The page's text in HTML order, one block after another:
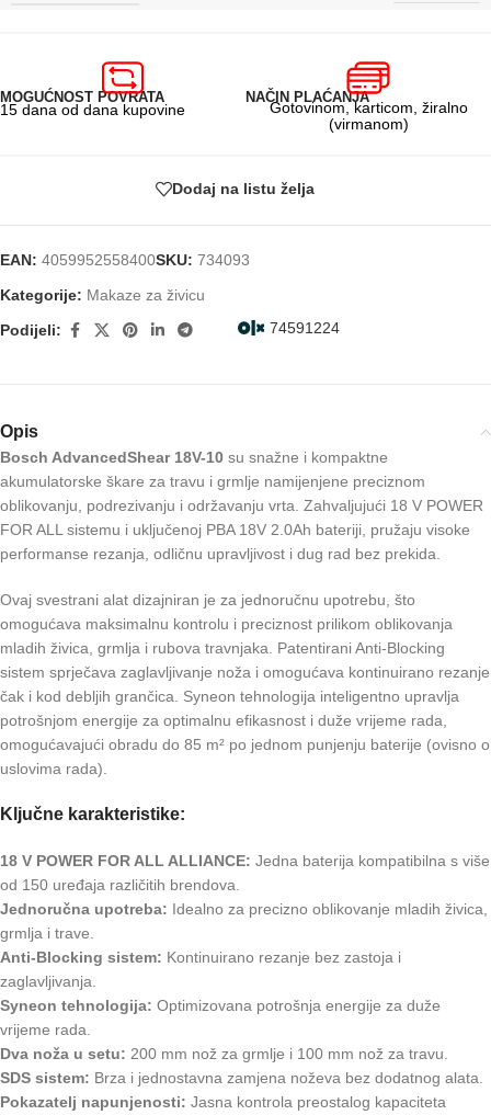
MOGUĆNOST POVRATA
15 dana od dana kupovine
NAČIN PLAĆANJA
Gotovinom, karticom, žiralno
(virmanom)
Dodaj na listu želja
EAN: 4059952558400SKU: 734093
Kategorije: Makaze za živicu
74591224
Podijeli:
Opis
Bosch AdvancedShear 18V-10 su snažne i kompaktne
akumulatorske škare za travu i grmlje namijenjene preciznom
oblikovanju, podrezivanju i održavanju vrta. Zahvaljujući 18 V POWER
FOR ALL sistemu i uključenoj PBA 18V 2.0Ah bateriji, pružaju visoke
performanse rezanja, odličnu upravljivost i dug rad bez prekida.
Ovaj svestrani alat dizajniran je za jednoručnu upotrebu, što
omogućava maksimalnu kontrolu i preciznost prilikom oblikovanja
mladih živica, grmlja i rubova travnjaka. Patentirani Anti-Blocking
sistem sprječava zaglavljivanje noža i omogućava kontinuirano rezanje
čak i kod debljih grančica. Syneon tehnologija inteligentno upravlja
potrošnjom energije za optimalnu efikasnost i duže vrijeme rada,
omogućavajući obradu do 85 m² po jednom punjenju baterije (ovisno o
uslovima rada).
Ključne karakteristike:
18 V POWER FOR ALL ALLIANCE: Jedna baterija kompatibilna s više
od 150 uređaja različitih brendova.
Jednoručna upotreba: Idealno za precizno oblikovanje mladih živica,
grmlja i trave.
Anti-Blocking sistem: Kontinuirano rezanje bez zastoja i
zaglavljivanja.
Syneon tehnologija: Optimizovana potrošnja energije za duže
vrijeme rada.
Dva noža u setu: 200 mm nož za grmlje i 100 mm nož za travu.
SDS sistem: Brza i jednostavna zamjena noževa bez dodatnog alata.
Pokazatelj napunjenosti: Jasna kontrola preostalog kapaciteta